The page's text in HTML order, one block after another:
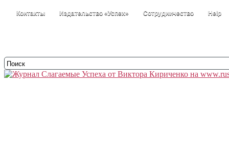
Контакты Издательство «Успех» Сотрудничество Help